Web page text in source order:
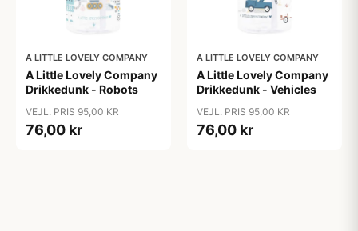
A LITTLE LOVELY COMPANY
A Little Lovely Company
Drikkedunk - Robots
VEJL. PRIS 95,00 KR
76,00 kr
A LITTLE LOVELY COMPANY
A Little Lovely Company
Drikkedunk - Vehicles
VEJL. PRIS 95,00 KR
76,00 kr